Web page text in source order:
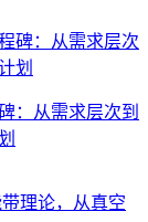
：从需求层次到